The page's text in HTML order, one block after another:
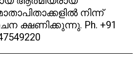
നിന്ന്
ക്ഷണിക്കുന്നു. Ph. +91